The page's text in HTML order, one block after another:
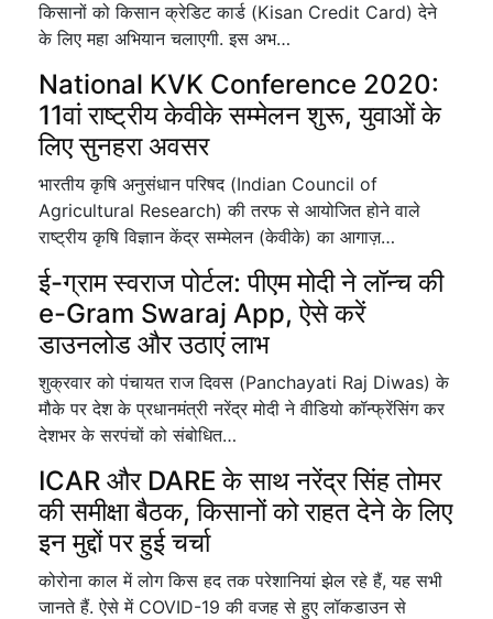
किसानों को किसान क्रेडिट कार्ड (Kisan Credit Card) देने
के लिए महा अभियान चलाएगी. इस अभ…
National KVK Conference 2020:
11वां राष्ट्रीय केवीके सम्मेलन शुरू, युवाओं के
लिए सुनहरा अवसर
भारतीय कृषि अनुसंधान परिषद (Indian Council of
Agricultural Research) की तरफ से आयोजित होने वाले
राष्ट्रीय कृषि विज्ञान केंद्र सम्मेलन (केवीके) का आगाज़…
ई-ग्राम स्वराज पोर्टल: पीएम मोदी ने लॉन्च की
e-Gram Swaraj App, ऐसे करें
डाउनलोड और उठाएं लाभ
शुक्रवार को पंचायत राज दिवस (Panchayati Raj Diwas) के
मौके पर देश के प्रधानमंत्री नरेंद्र मोदी ने वीडियो कॉन्फ्रेंसिंग कर
देशभर के सरपंचों को संबोधित…
ICAR और DARE के साथ नरेंद्र सिंह तोमर
की समीक्षा बैठक, किसानों को राहत देने के लिए
इन मुद्दों पर हुई चर्चा
कोरोना काल में लोग किस हद तक परेशानियां झेल रहे हैं, यह सभी
जानते हैं. ऐसे में COVID-19 की वजह से हुए लॉकडाउन से